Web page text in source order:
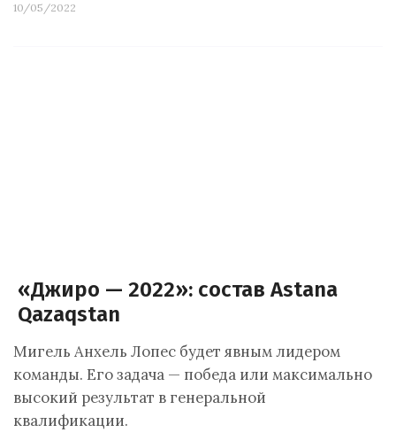
10/05/2022
«Джиро — 2022»: состав Astana
Qazaqstan
Мигель Анхель Лопес будет явным лидером
команды. Его задача — победа или максимально
высокий результат в генеральной
квалификации.